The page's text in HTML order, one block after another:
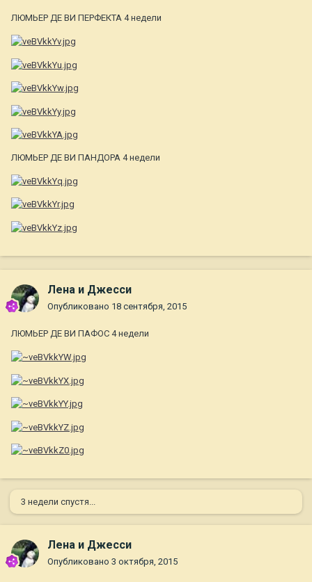
ЛЮМЬЕР ДЕ ВИ ПЕРФЕКТА 4 недели
ЛЮМЬЕР ДЕ ВИ ПАНДОРА 4 недели
Лена и Джесси
Опубликовано 18 сентября, 2015
ЛЮМЬЕР ДЕ ВИ ПАФОС 4 недели
3 недели спустя...
Лена и Джесси
Опубликовано 3 октября, 2015